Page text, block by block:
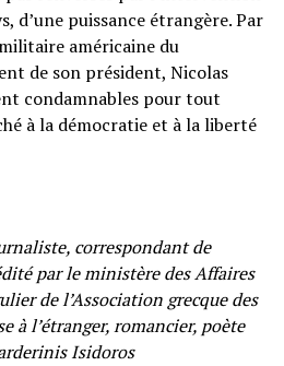
d’une puissance étrangère. Par
américaine du
de son président, Nicolas
condamnables pour tout
à la démocratie et à la liberté
correspondant de
par le ministère des Affaires
de l’Association grecque des
à l’étranger, romancier, poète
Isidoros